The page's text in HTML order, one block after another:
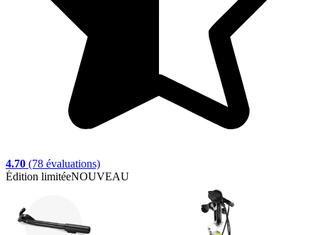
4.70 (78 évaluations)
Édition limitéeNOUVEAU